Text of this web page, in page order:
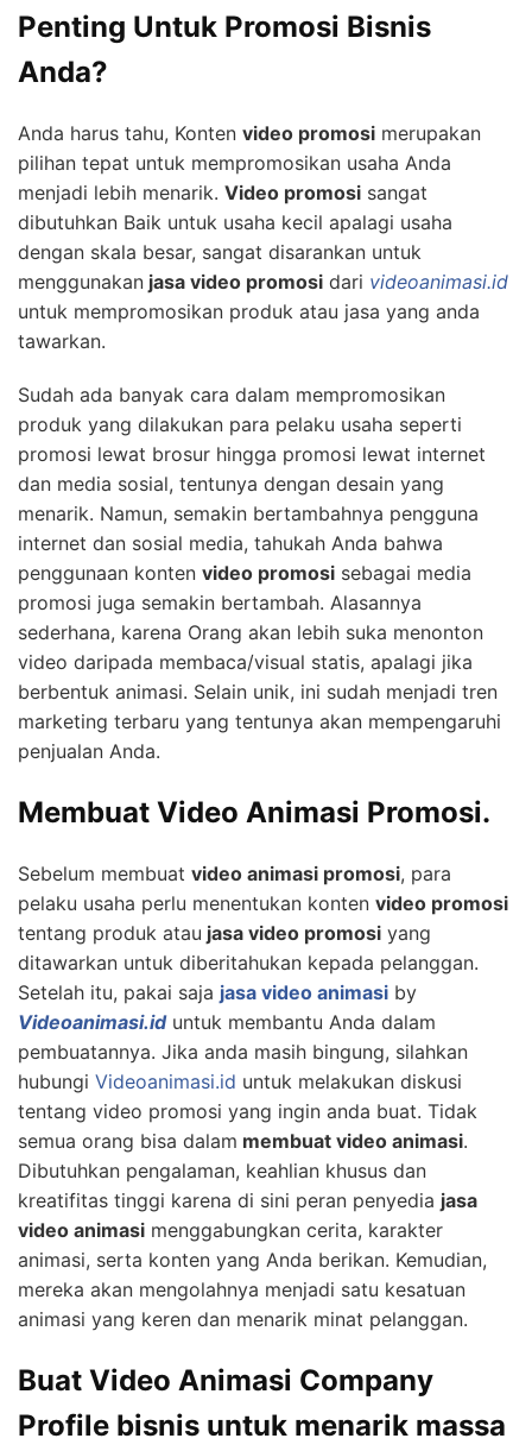
Penting Untuk Promosi Bisnis
Anda?
Anda harus tahu, Konten video promosi merupakan
pilihan tepat untuk mempromosikan usaha Anda
menjadi lebih menarik. Video promosi sangat
dibutuhkan Baik untuk usaha kecil apalagi usaha
dengan skala besar, sangat disarankan untuk
menggunakan jasa video promosi dari videoanimasi.id
untuk mempromosikan produk atau jasa yang anda
tawarkan.
Sudah ada banyak cara dalam mempromosikan
produk yang dilakukan para pelaku usaha seperti
promosi lewat brosur hingga promosi lewat internet
dan media sosial, tentunya dengan desain yang
menarik. Namun, semakin bertambahnya pengguna
internet dan sosial media, tahukah Anda bahwa
penggunaan konten video promosi sebagai media
promosi juga semakin bertambah. Alasannya
sederhana, karena Orang akan lebih suka menonton
video daripada membaca/visual statis, apalagi jika
berbentuk animasi. Selain unik, ini sudah menjadi tren
marketing terbaru yang tentunya akan mempengaruhi
penjualan Anda.
Membuat Video Animasi Promosi.
Sebelum membuat video animasi promosi, para
pelaku usaha perlu menentukan konten video promosi
tentang produk atau jasa video promosi yang
ditawarkan untuk diberitahukan kepada pelanggan.
Setelah itu, pakai saja jasa video animasi by
Videoanimasi.iduntuk membantu Anda dalam
pembuatannya. Jika anda masih bingung, silahkan
hubungi Videoanimasi.id untuk melakukan diskusi
tentang video promosi yang ingin anda buat. Tidak
semua orang bisa dalam membuat video animasi.
Dibutuhkan pengalaman, keahlian khusus dan
kreatifitas tinggi karena di sini peran penyedia jasa
video animasi menggabungkan cerita, karakter
animasi, serta konten yang Anda berikan. Kemudian,
mereka akan mengolahnya menjadi satu kesatuan
animasi yang keren dan menarik minat pelanggan.
Buat Video Animasi Company
Profile bisnis untuk menarik massa